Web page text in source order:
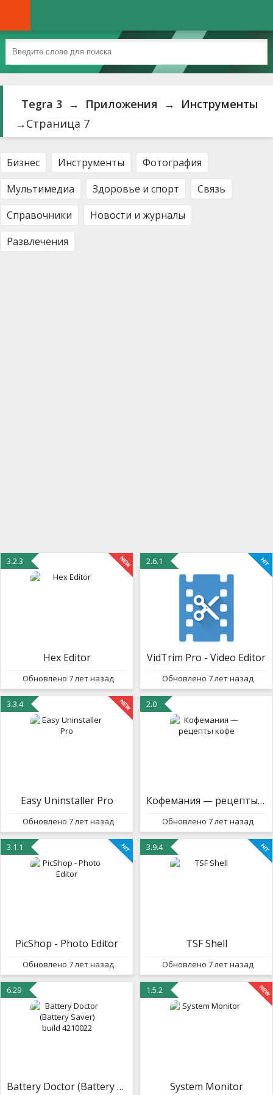
Tegra 3 → Приложения →
Инструменты
→Страница 7
Бизнес Инструменты
Фотография
Мультимедиа
Здоровье и спорт
Связь
Справочники
Новости и журналы
Развлечения
3.2.3
Hex Editor
Обновлено 7 лет назад
2.6.1
VidTrim Pro - Video Editor
Обновлено 7 лет назад
3.3.4
Easy Uninstaller Pro
Обновлено 7 лет назад
2.0
Кофемания — рецепты кофе
Обновлено 7 лет назад
3.1.1
PicShop - Photo Editor
Обновлено 7 лет назад
3.9.4
TSF Shell
Обновлено 7 лет назад
6.29
Battery Doctor (Battery Saver) build 4210022
1.5.2
System Monitor